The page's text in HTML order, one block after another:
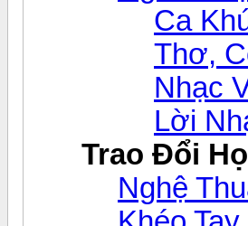
Ca
Thơ,
Nhạc
Lời
Trao Đổi
Nghệ